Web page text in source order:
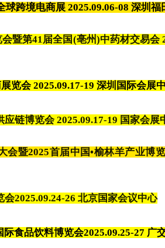
球跨境电商展 2025.09.06-08 深圳
暨第41届全国(亳州)中药材交易会
览会 2025.09.17-19 深圳国际会展
应链博览会 2025.09.17-19 国家会展
会暨2025首届中国•榆林羊产业博
会2025.09.24-26 北京国家会议中心
际食品饮料博览会2025.09.25-27 广